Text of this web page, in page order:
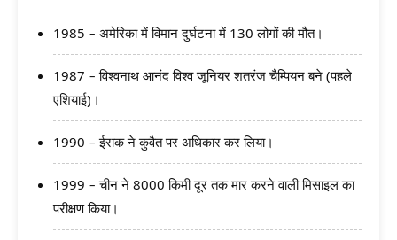
1985 – अमेरिका में विमान दुर्घटना में 130 लोगों की मौत।
1987 – विश्वनाथ आनंद विश्व जूनियर शतरंज चैम्पियन बने (पहले
एशियाई)।
1990 – ईराक ने कुवैत पर अधिकार कर लिया।
1999 – चीन ने 8000 किमी दूर तक मार करने वाली मिसाइल का
परीक्षण किया।